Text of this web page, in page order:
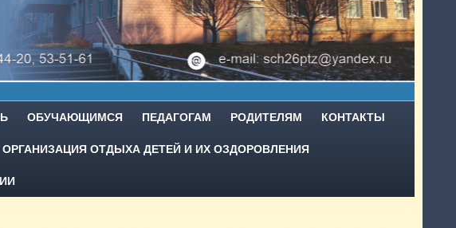
ОБУЧАЮЩИМСЯ ПЕДАГОГАМ РОДИТЕЛЯМ КОНТАКТЫ
ОРГАНИЗАЦИЯ ОТДЫХА ДЕТЕЙ И ИХ ОЗДОРОВЛЕНИЯ